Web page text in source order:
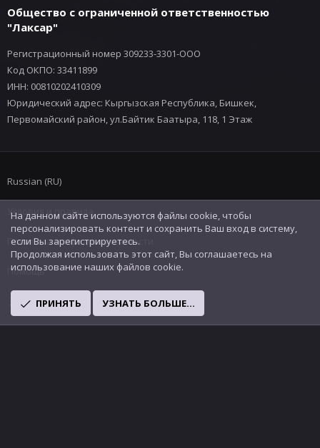
Общество с ограниченной ответственностью
"Лаксар"
Регистрационный номер 309233-3301-ООО
Код ОКПО: 33411899
ИНН: 00810202410309
Юридический адрес: Кыргызская Республика, Бишкек,
Первомайский район, ул.Байтик Баатыра, 118, 1 Этаж
Russian (RU)
Условия и правила
Политика конфиденциальности
Помощь
R
S
На данном сайте используются файлы cookie, чтобы
персонализировать контент и сохранить Ваш вход в систему,
если Вы зарегистрируетесь.
Продолжая использовать этот сайт, Вы соглашаетесь на
использование наших файлов cookie.
ПРИНЯТЬ УЗНАТЬ БОЛЬШЕ...